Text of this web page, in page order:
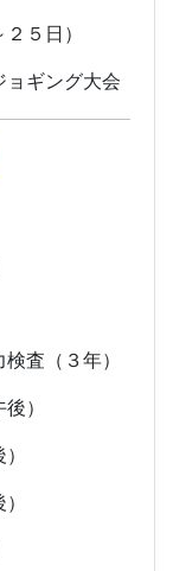
５日）
ョギング大会
査（３年）
）